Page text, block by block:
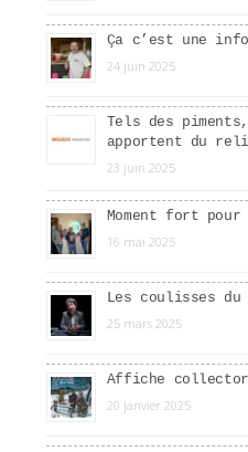
Ça c’est une
24 juin 2025
Tels des
apportent du
23 juin 2025
Moment fort
16 mai 2025
Les coulisses du
25 mars 2025
Affiche
20 janvier 2025